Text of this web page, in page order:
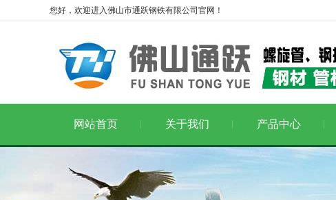
您好，欢迎进入佛山市通跃钢铁有限公司官网！
网站首页 关于我们 产品中心